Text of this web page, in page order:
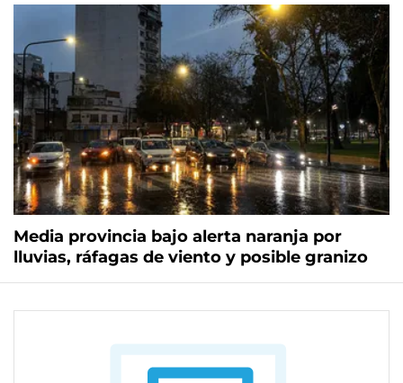
Media provincia bajo alerta naranja por
lluvias, ráfagas de viento y posible granizo